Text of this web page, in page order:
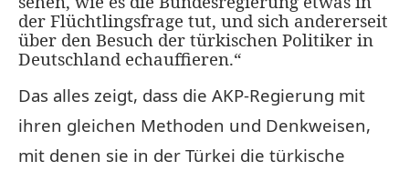
der Flüchtlingsfrage tut, und sich andererseit
über den Besuch der türkischen Politiker in
Deutschland echauffieren.“
Das alles zeigt, dass die AKP-Regierung mit
ihren gleichen Methoden und Denkweisen,
mit denen sie in der Türkei die türkische